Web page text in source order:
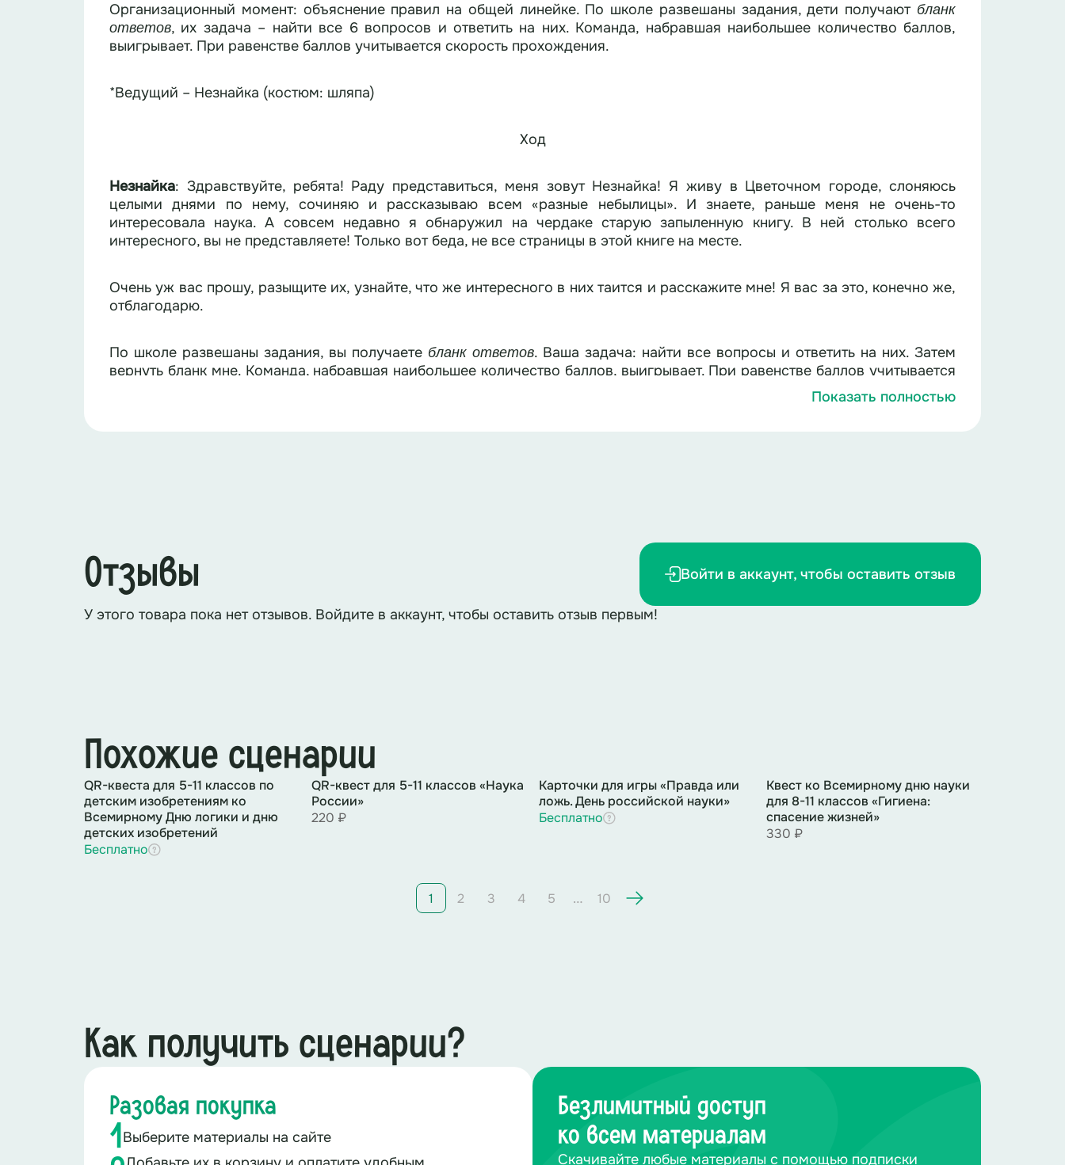
Организационный момент: объяснение правил на общей линейке. По школе развешаны задания, дети получают бланк
ответов, их задача – найти все 6 вопросов и ответить на них. Команда, набравшая наибольшее количество баллов,
выигрывает. При равенстве баллов учитывается скорость прохождения.
*Ведущий – Незнайка (костюм: шляпа)
Ход
Незнайка: Здравствуйте, ребята! Раду представиться, меня зовут Незнайка! Я живу в Цветочном городе, слоняюсь
целыми днями по нему, сочиняю и рассказываю всем «разные небылицы». И знаете, раньше меня не очень-то
интересовала наука. А совсем недавно я обнаружил на чердаке старую запыленную книгу. В ней столько всего
интересного, вы не представляете! Только вот беда, не все страницы в этой книге на месте.
Очень уж вас прошу, разыщите их, узнайте, что же интересного в них таится и расскажите мне! Я вас за это, конечно же,
отблагодарю.
По школе развешаны задания, вы получаете бланк ответов. Ваша задача: найти все вопросы и ответить на них. Затем
вернуть бланк мне. Команда, набравшая наибольшее количество баллов, выигрывает. При равенстве баллов учитывается
постоянный процесс поиска, открытий и изобретений. Это стремление к лучшему пониманию мира вокруг и созданию
новых технологий, которые могут улучшить жизнь. Наука – это увлекательное занятие, которое позволяет раскрывать
тайны мира и способствовать развитию человечества!
Ответы:оранжевый, зеленый, фиолетовый, коричневый
Показать полностью
Отзывы Войти в аккаунт, чтобы оставить отзыв
У этого товара пока нет отзывов. Войдите в аккаунт, чтобы оставить отзыв первым!
Похожие сценарии
QR-квеста для 5-11 классов по
детским изобретениям ко
Всемирному Дню логики и дню
детских изобретений
Бесплатно
QR-квест для 5-11 классов «Наука
России»
220 ₽
Карточки для игры «Правда или
ложь. День российской науки»
Бесплатно
Квест ко Всемирному дню науки
для 8-11 классов «Гигиена:
спасение жизней»
330 ₽
1 2 3 4 5 … 10
Как получить сценарии?
Разовая покупка
1Выберите материалы на сайте
Безлимитный доступ
ко всем материалам
Скачивайте любые материалы с помощью подписки